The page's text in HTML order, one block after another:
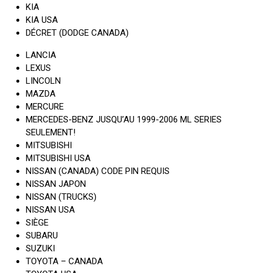
KIA
KIA USA
DÉCRET (DODGE CANADA)
LANCIA
LEXUS
LINCOLN
MAZDA
MERCURE
MERCEDES-BENZ JUSQU’AU 1999-2006 ML SERIES
SEULEMENT!
MITSUBISHI
MITSUBISHI USA
NISSAN (CANADA) CODE PIN REQUIS
NISSAN JAPON
NISSAN (TRUCKS)
NISSAN USA
SIÈGE
SUBARU
SUZUKI
TOYOTA – CANADA